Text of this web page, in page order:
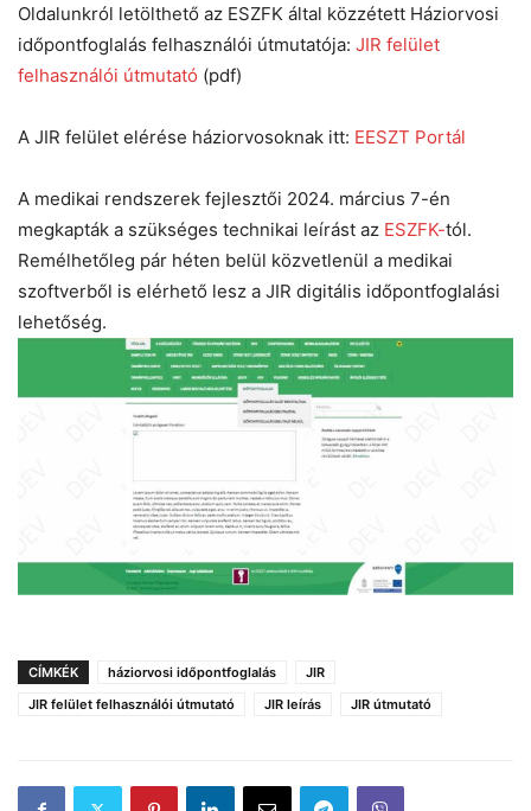
Oldalunkról letölthető az ESZFK által közzétett Háziorvosi
időpontfoglalás felhasználói útmutatója: JIR felület
felhasználói útmutató (pdf)
A JIR felület elérése háziorvosoknak itt: EESZT Portál
A medikai rendszerek fejlesztői 2024. március 7-én
megkapták a szükséges technikai leírást az ESZFK-tól.
Remélhetőleg pár héten belül közvetlenül a medikai
szoftverből is elérhető lesz a JIR digitális időpontfoglalási
lehetőség.
CÍMKÉK háziorvosi időpontfoglalás
JIR
JIR felület felhasználói útmutató
JIR leírás JIR útmutató